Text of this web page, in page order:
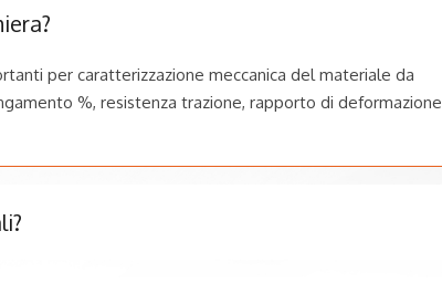
per caratterizzazione meccanica del materiale da
%, resistenza trazione, rapporto di deformazione